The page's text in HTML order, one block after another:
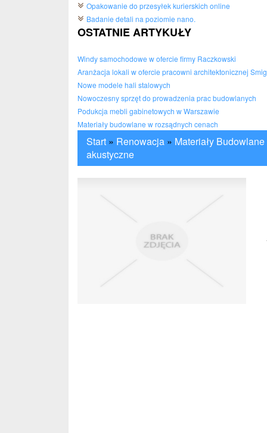
Opakowanie do przesyłek kurierskich online
Badanie detali na poziomie nano.
OSTATNIE ARTYKUŁY
Windy samochodowe w ofercie firmy Raczkowski
Aranżacja lokali w ofercie pracowni architektonicznej
Nowe modele hali stalowych
Nowoczesny sprzęt do prowadzenia prac budowlanych
Podukcja mebli gabinetowych w Warszawie
Materiały budowlane w rozsądnych cenach
Start » Renowacja » Materiały Budowlane
akustyczne